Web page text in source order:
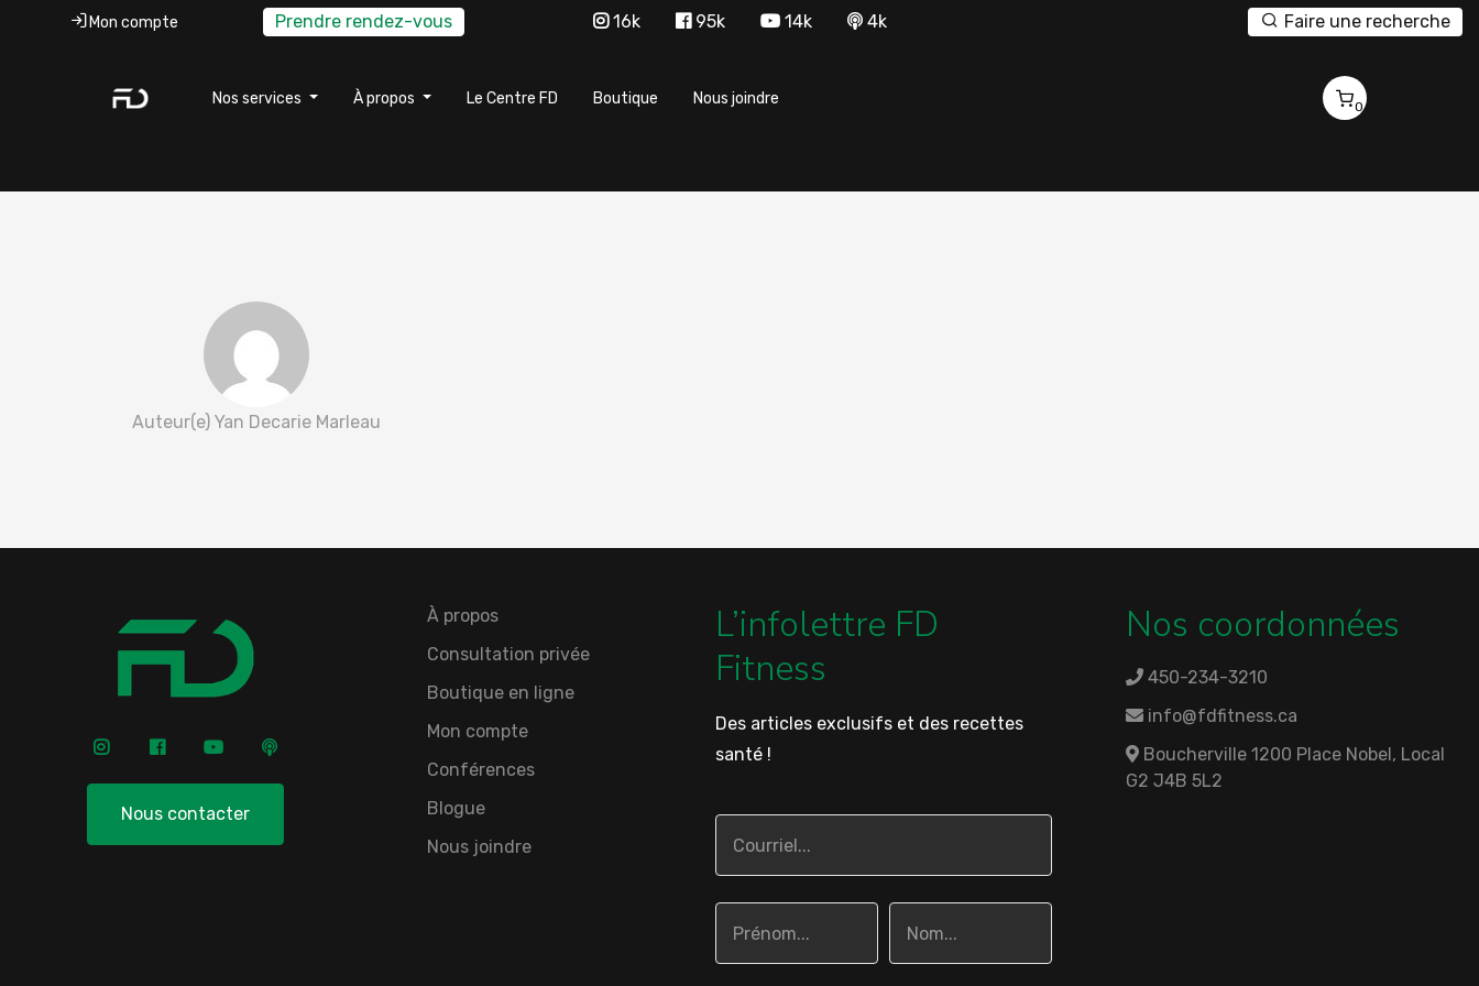
Mon compte Prendre rendez-vous 16k 95k 14k 4k Faire une recherche
Nos services À propos Le Centre FD Boutique Nous joindre 0
Auteur(e) Yan Decarie Marleau
Nous contacter
À propos
Consultation privée
Boutique en ligne
Mon compte
Conférences
Blogue
Nous joindre
L’infolettre FD
Fitness
Des articles exclusifs et des recettes
santé !
Nos coordonnées
450-234-3210
info@fdfitness.ca
Boucherville 1200 Place Nobel, Local
G2 J4B 5L2